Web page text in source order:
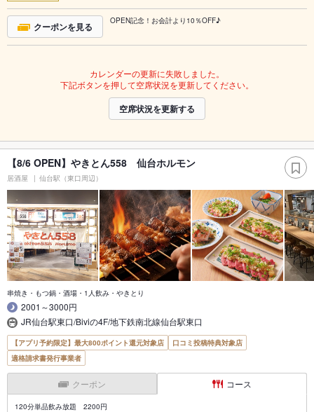
クーポンを見る OPEN記念！お会計より10％OFF♪
カレンダーの更新に失敗しました。
下記ボタンを押して空席状況を更新してください。
空席状況を更新する
【8/6 OPEN】やきとん558 仙台ホルモン
居酒屋 仙台駅（東口周辺）
串焼き・もつ鍋・酒場・1人飲み・やきとり
2001～3000円
JR仙台駅東口/Biviの4F/地下鉄南北線仙台駅東口
【アプリ予約限定】最大800ポイント還元対象店
口コミ投稿特典対象店
適格請求書発行事業者
クーポン コース
120分単品飲み放題 2200円